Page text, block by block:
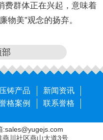
费群体正在兴起，意味着
物美”观念的扬弃。
压铸产品
新闻资讯
格案例 联系誉格
川社区燕山大道3号